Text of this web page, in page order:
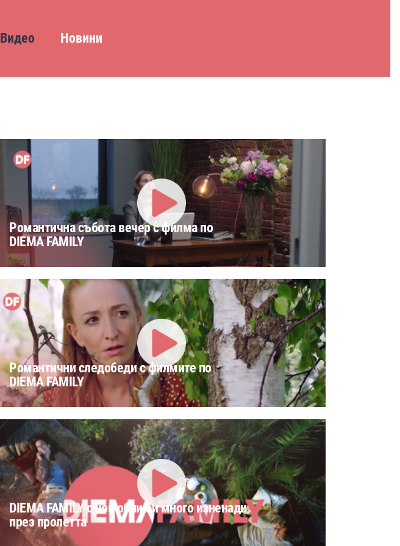
Видео Новини
Романтичнa събота вечер с филма по
DIEMA FAMILY
Романтични следобеди с филмите по
DIEMA FAMILY
DIEMA FAMILY с нов облик и много изненади
през пролетта